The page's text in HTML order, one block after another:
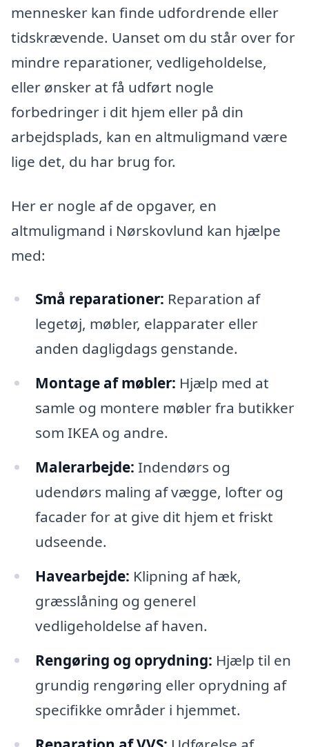
mennesker kan finde udfordrende eller
tidskrævende. Uanset om du står over for
mindre reparationer, vedligeholdelse,
eller ønsker at få udført nogle
forbedringer i dit hjem eller på din
arbejdsplads, kan en altmuligmand være
lige det, du har brug for.
Her er nogle af de opgaver, en
altmuligmand i Nørskovlund kan hjælpe
med:
Små reparationer: Reparation af
legetøj, møbler, elapparater eller
anden dagligdags genstande.
Montage af møbler: Hjælp med at
samle og montere møbler fra butikker
som IKEA og andre.
Malerarbejde: Indendørs og
udendørs maling af vægge, lofter og
facader for at give dit hjem et friskt
udseende.
Havearbejde: Klipning af hæk,
græsslåning og generel
vedligeholdelse af haven.
Rengøring og oprydning: Hjælp til en
grundig rengøring eller oprydning af
specifikke områder i hjemmet.